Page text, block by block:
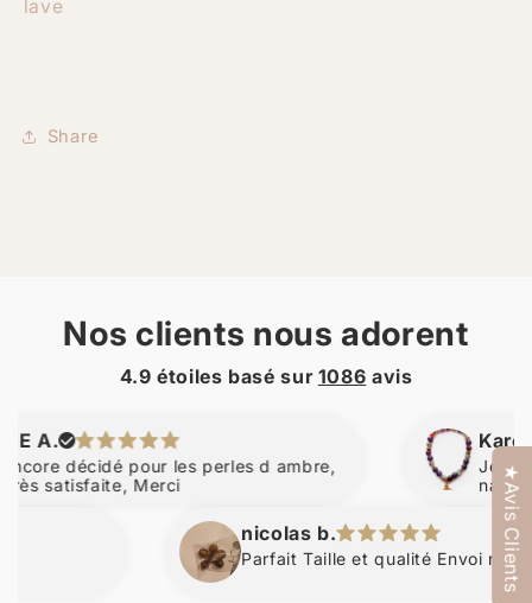
lave
Share
Nos clients nous adorent
4.9 étoiles basé sur 1086 avis
décidé pour les perles d ambre,
Merci
Karen
Je suis
naturelle
nicolas b.
Parfait Taille et qualité Envoi rapide ★Avis Clients